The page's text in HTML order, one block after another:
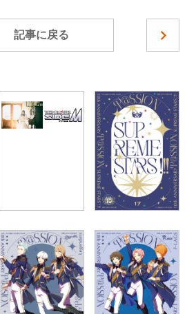
記事に戻る